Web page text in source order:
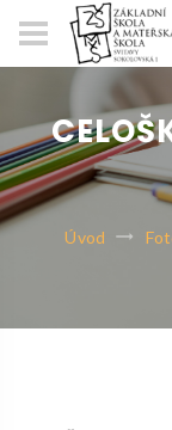
Úvod